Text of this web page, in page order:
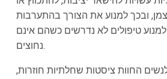
ובכך למנוע את הצורך בהתערבות
למנוע טיפולים לא נדרשים כשהם אינם
נחוצים.
לנשים החוות ציסטות שחלתיות חוזרות,